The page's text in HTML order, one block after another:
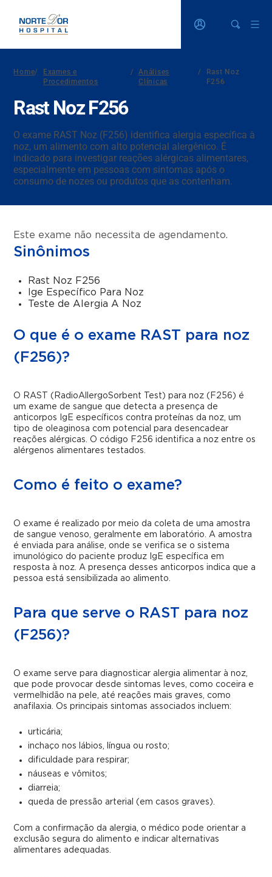
Home/
Exames e
Procedimentos
/
Análises
Clínicas
/
Rast Noz
F256
Rast Noz F256
O exame RAST Noz (F256) identifica alergia específica à
noz, um alimento com alto potencial alergênico. É
indicado para investigar reações alérgicas alimentares,
especialmente em pessoas com sintomas após o
consumo de nozes ou produtos que as contenham.
Este exame não necessita de agendamento.
Sinônimos
Rast Noz F256
Ige Específico Para Noz
Teste de Alergia A Noz
O que é o exame RAST para noz
(F256)?
O RAST (RadioAllergoSorbent Test) para noz (F256) é
um exame de sangue que detecta a presença de
anticorpos IgE específicos contra proteínas da noz, um
tipo de oleaginosa com potencial para desencadear
reações alérgicas. O código F256 identifica a noz entre os
alérgenos alimentares testados.
Como é feito o exame?
O exame é realizado por meio da coleta de uma amostra
de sangue venoso, geralmente em laboratório. A amostra
é enviada para análise, onde se verifica se o sistema
imunológico do paciente produz IgE específica em
resposta à noz. A presença desses anticorpos indica que a
pessoa está sensibilizada ao alimento.
Para que serve o RAST para noz
(F256)?
O exame serve para diagnosticar alergia alimentar à noz,
que pode provocar desde sintomas leves, como coceira e
vermelhidão na pele, até reações mais graves, como
anafilaxia. Os principais sintomas associados incluem:
urticária;
inchaço nos lábios, língua ou rosto;
dificuldade para respirar;
náuseas e vômitos;
diarreia;
queda de pressão arterial (em casos graves).
Com a confirmação da alergia, o médico pode orientar a
exclusão segura do alimento e indicar alternativas
alimentares adequadas.